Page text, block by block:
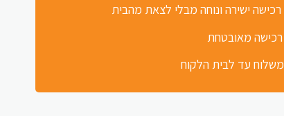
רכישה ישירה ונוחה מבלי לצאת מהבית
רכישה מאובטחת
משלוח עד לבית הלקוח